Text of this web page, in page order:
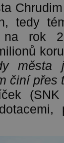
tedy
na rok
města
činí přes